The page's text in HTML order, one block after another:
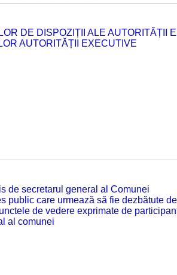
DE DISPOZIȚII ALE AUTORITĂȚII
AUTORITĂȚII EXECUTIVE
de secretarul general al Comunei
public care urmează să fie dezbătute
de vedere exprimate de
al comunei